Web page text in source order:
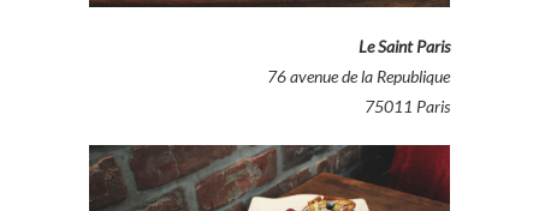
Le Saint Paris
76 avenue de la Republique
75011 Paris